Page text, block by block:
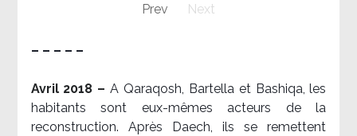
Prev Next
– – – – –
Avril 2018 –A Qaraqosh, Bartella et Bashiqa, les
habitants sont eux-mêmes acteurs de la
reconstruction. Après Daech, ils se remettent